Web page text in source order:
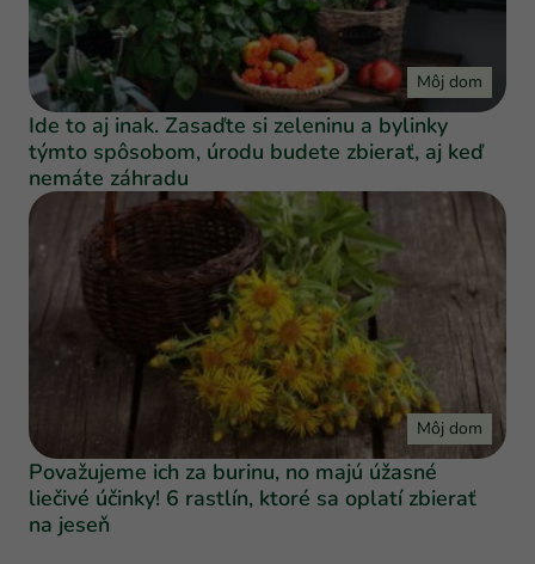
Môj dom
Ide to aj inak. Zasaďte si zeleninu a bylinky
týmto spôsobom, úrodu budete zbierať, aj keď
nemáte záhradu
Môj dom
Považujeme ich za burinu, no majú úžasné
liečivé účinky! 6 rastlín, ktoré sa oplatí zbierať
na jeseň